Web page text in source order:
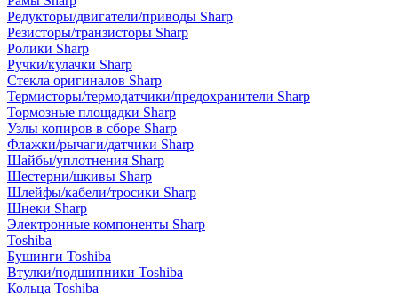
Редукторы/двигатели/приводы Sharp
Резисторы/транзисторы Sharp
Ролики Sharp
Ручки/кулачки Sharp
Стекла оригиналов Sharp
Термисторы/термодатчики/предохранители Sharp
Тормозные площадки Sharp
Узлы копиров в сборе Sharp
Флажки/рычаги/датчики Sharp
Шайбы/уплотнения Sharp
Шестерни/шкивы Sharp
Шлейфы/кабели/тросики Sharp
Шнеки Sharp
Электронные компоненты Sharp
Toshiba
Бушинги Toshiba
Втулки/подшипники Toshiba
Кольца Toshiba